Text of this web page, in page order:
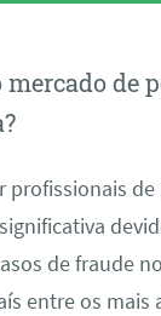
mercado de
profissionais de
de fraude
entre os mais